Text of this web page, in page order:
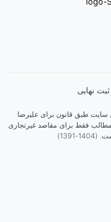
سایت طبق قانون برای علیرضا
فقط برای مقاصد غیرتجاری
1391)